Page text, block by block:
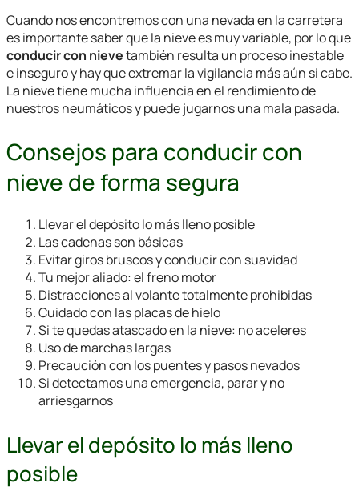
Cuando nos encontremos con una nevada en la carretera
es importante saber que la nieve es muy variable, por lo que
conducir con nievetambién resulta un proceso inestable
e inseguro y hay que extremar la vigilancia más aún si cabe.
La nieve tiene mucha influencia en el rendimiento de
nuestros neumáticos y puede jugarnos una mala pasada.
Consejos para conducir con
nieve de forma segura
Llevar el depósito lo más lleno posible
Las cadenas son básicas
Evitar giros bruscos y conducir con suavidad
Tu mejor aliado: el freno motor
Distracciones al volante totalmente prohibidas
Cuidado con las placas de hielo
Si te quedas atascado en la nieve: no aceleres
Uso de marchas largas
Precaución con los puentes y pasos nevados
Si detectamos una emergencia, parar y no
arriesgarnos
Llevar el depósito lo más lleno
posible